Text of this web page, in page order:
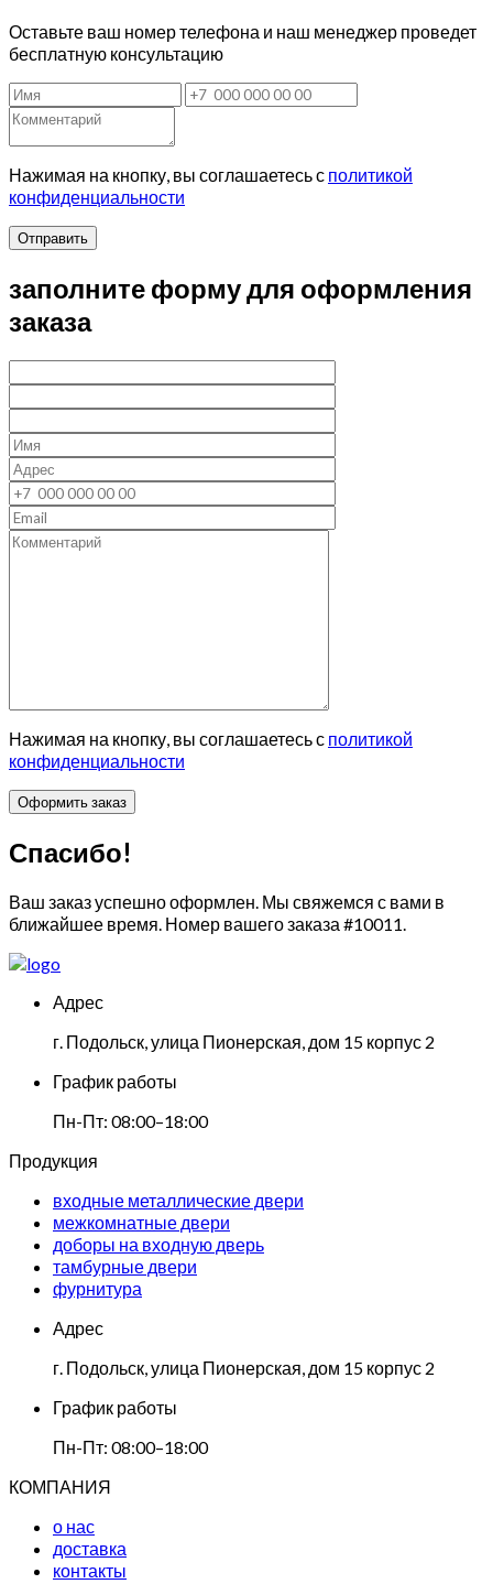
Оставьте ваш номер телефона и наш менеджер проведет
бесплатную консультацию
Нажимая на кнопку, вы соглашаетесь с политикой
конфиденциальности
Отправить
заполните форму для оформления
заказа
Нажимая на кнопку, вы соглашаетесь с политикой
конфиденциальности
Спасибо!
Ваш заказ успешно оформлен. Мы свяжемся с вами в
ближайшее время. Номер вашего заказа #10011.
Адрес
г. Подольск, улица Пионерская, дом 15 корпус 2
График работы
Пн-Пт: 08:00–18:00
Продукция
входные металлические двери
межкомнатные двери
доборы на входную дверь
тамбурные двери
фурнитура
Адрес
г. Подольск, улица Пионерская, дом 15 корпус 2
График работы
Пн-Пт: 08:00–18:00
КОМПАНИЯ
о нас
доставка
контакты